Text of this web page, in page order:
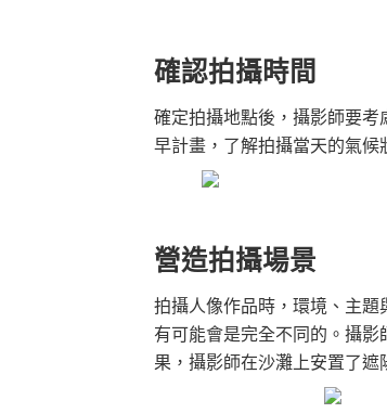
確認拍攝時間
確定拍攝地點後，攝影師要
早計畫，了解拍攝當天的氣候
營造拍攝場景
拍攝人像作品時，環境、主
有可能會是完全不同的。攝
果，攝影師在沙灘上安置了